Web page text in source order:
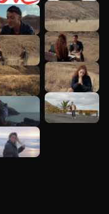
Meer
bekijken